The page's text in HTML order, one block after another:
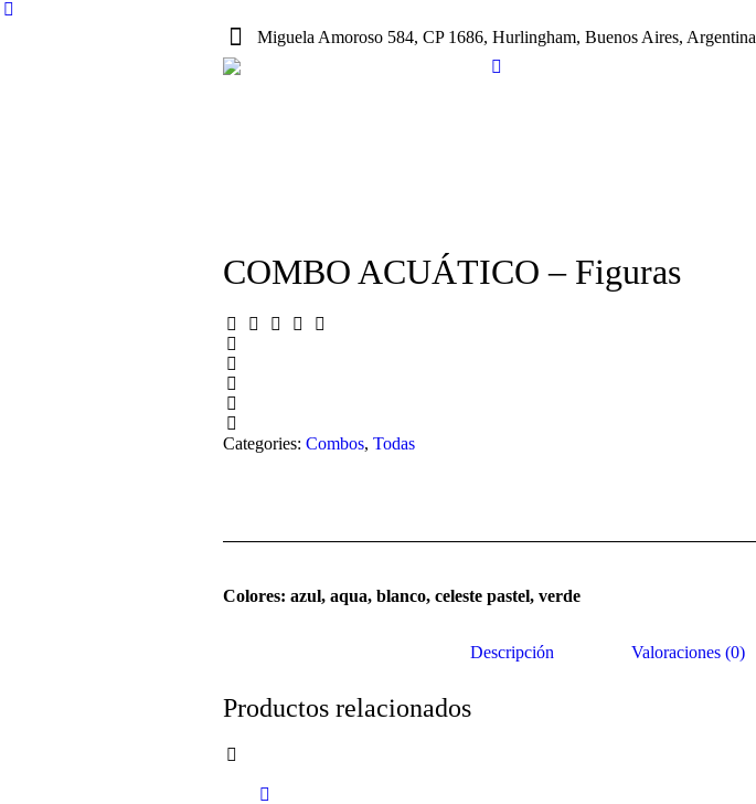
Miguela Amoroso 584, CP 1686, Hurlingham, Buenos Aires, Argentina
COMBO ACUÁTICO – Figuras
Categories: Combos, Todas
Colores: azul, aqua, blanco, celeste pastel, verde
Descripción Valoraciones (0)
Productos relacionados